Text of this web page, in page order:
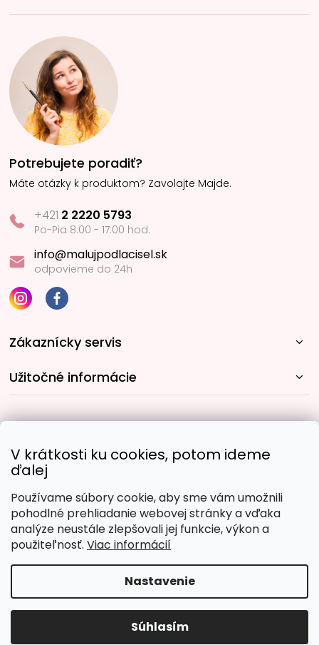
V krátkosti ku cookies, potom ideme
ďalej
Používame súbory cookie, aby sme vám umožnili
pohodlné prehliadanie webovej stránky a vďaka
analýze neustále zlepšovali jej funkcie, výkon a
použiteľnosť. Viac informácií
Nastavenie
Súhlasím
Potrebujete poradiť?
Máte otázky k produktom? Zavolajte Majde.
+421 2 2220 5793
Po-Pia 8:00 - 17:00 hod.
info@malujpodlacisel.sk
odpovieme do 24h
Zákaznícky servis
Užitočné informácie
Obľúbené spôsoby platby:
Copyright 2026Malujpodlacisel.sk. Všetky práva
vyhradené.Upraviť nastavenie cookies